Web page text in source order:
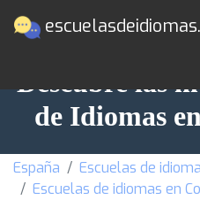
Descubre las
de Idiomas
España
Escuelas de
Escuelas de idiomas en